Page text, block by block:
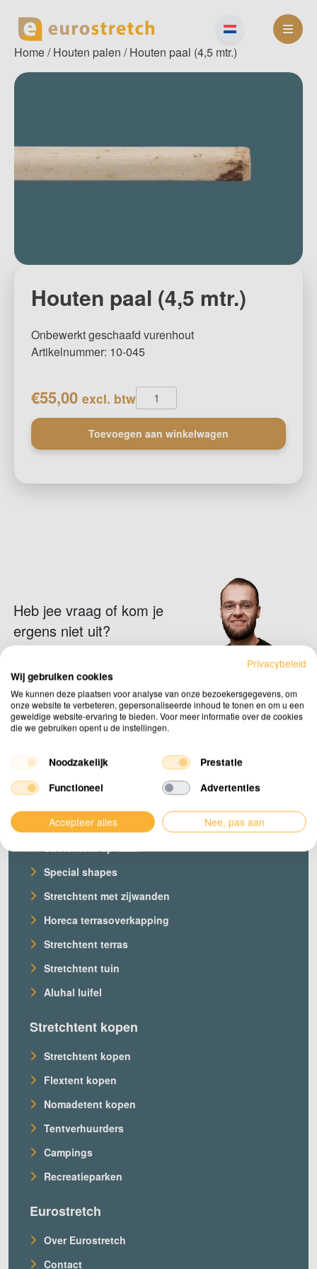
content
Home/Houten palen / Houten paal (4,5 mtr.)
Houten paal (4,5 mtr.)
Onbewerkt geschaafd vurenhout
Artikelnummer: 10-045
€55,00 excl. btwHouten
paal
Toevoegen aan winkelwagen
Heb jee vraag of kom je
ergens niet uit?
Producten
Onze stretchtenten
Stretchtent op maat
Special shapes
Stretchtent met zijwanden
Horeca terrasoverkapping
Stretchtent terras
Stretchtent tuin
Aluhal luifel
Stretchtent kopen
Stretchtent kopen
Flextent kopen
Nomadetent kopen
Tentverhuurders
Campings
Recreatieparken
Eurostretch
Over Eurostretch
Contact
Privacybeleid
Wij gebruiken cookies
We kunnen deze plaatsen voor analyse van onze bezoekersgegevens, om
onze website te verbeteren, gepersonaliseerde inhoud te tonen en om u een
geweldige website-ervaring te bieden. Voor meer informatie over de cookies
die we gebruiken opent u de instellingen.
Noodzakelijk
Prestatie
Functioneel
Advertenties
Accepteer alles Nee, pas aan